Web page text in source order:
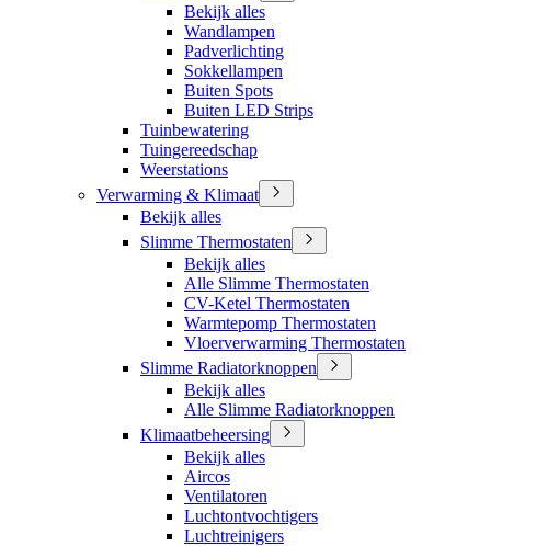
Bekijk alles
Wandlampen
Padverlichting
Sokkellampen
Buiten Spots
Buiten LED Strips
Tuinbewatering
Tuingereedschap
Weerstations
Verwarming & Klimaat
Bekijk alles
Slimme Thermostaten
Bekijk alles
Alle Slimme Thermostaten
CV-Ketel Thermostaten
Warmtepomp Thermostaten
Vloerverwarming Thermostaten
Slimme Radiatorknoppen
Bekijk alles
Alle Slimme Radiatorknoppen
Klimaatbeheersing
Bekijk alles
Aircos
Ventilatoren
Luchtontvochtigers
Luchtreinigers